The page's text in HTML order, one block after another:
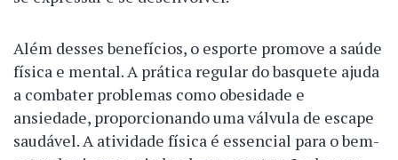
Além desses benefícios, o esporte promove a saúde
física e mental. A prática regular do basquete ajuda
a combater problemas como obesidade e
ansiedade, proporcionando uma válvula de escape
saudável. A atividade física é essencial para o bem-